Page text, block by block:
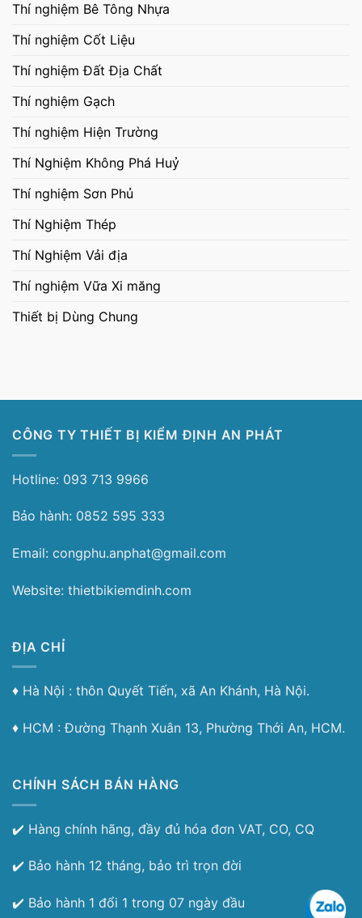
Thí nghiệm Bê Tông Nhựa
Thí nghiệm Cốt Liệu
Thí nghiệm Đất Địa Chất
Thí nghiệm Gạch
Thí nghiệm Hiện Trường
Thí Nghiệm Không Phá Huỷ
Thí nghiệm Sơn Phủ
Thí Nghiệm Thép
Thí Nghiệm Vải địa
Thí nghiệm Vữa Xi măng
Thiết bị Dùng Chung
CÔNG TY THIẾT BỊ KIỂM ĐỊNH AN PHÁT
Hotline: 093 713 9966
Bảo hành: 0852 595 333
Email: congphu.anphat@gmail.com
Website: thietbikiemdinh.com
ĐỊA CHỈ
♦︎ Hà Nội : thôn Quyết Tiến, xã An Khánh, Hà Nội.
♦︎ HCM : Đường Thạnh Xuân 13, Phường Thới An, HCM.
CHÍNH SÁCH BÁN HÀNG
✔️ Hàng chính hãng, đầy đủ hóa đơn VAT, CO, CQ
✔️ Bảo hành 12 tháng, bảo trì trọn đời
✔️ Bảo hành 1 đổi 1 trong 07 ngày đầu